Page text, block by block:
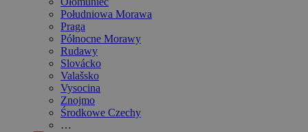
Południowa Morawa
Praga
Północne Morawy
Rudawy
Slovácko
Valašsko
Vysocina
Znojmo
Środkowe Czechy
…